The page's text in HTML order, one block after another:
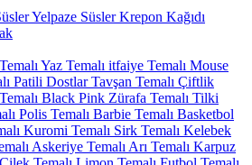
Yelpaze SüslerKrepon Kağıdı
Yaz Temalı itfaiye Temalı Mouse
Patili DostlarTavşan Temalı Çiftlik
Black Pink Zürafa Temalı Tilki
Polis Temalı Barbie Temalı Basketbol
Kuromi Temalı Sirk Temalı Kelebek
Askeriye Temalı Arı Temalı Karpuz